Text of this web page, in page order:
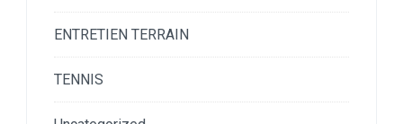
ENTRETIEN TERRAIN
TENNIS